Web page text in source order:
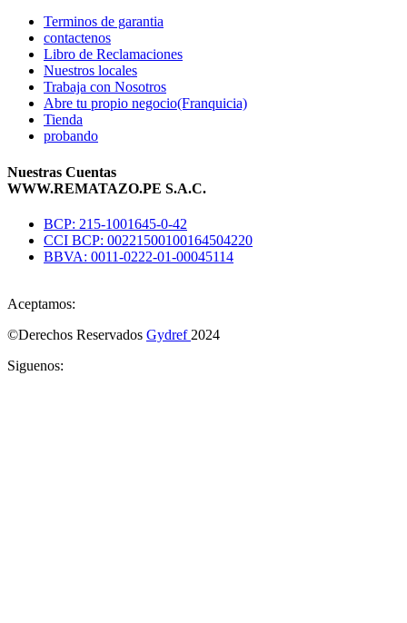
Terminos de garantia
contactenos
Libro de Reclamaciones
Nuestros locales
Trabaja con Nosotros
Abre tu propio negocio(Franquicia)
Tienda
probando
Nuestras Cuentas
WWW.REMATAZO.PE S.A.C.
BCP: 215-1001645-0-42
CCI BCP: 00221500100164504220
BBVA: 0011-0222-01-00045114
Aceptamos:
©Derechos Reservados Gydref 2024
Siguenos: